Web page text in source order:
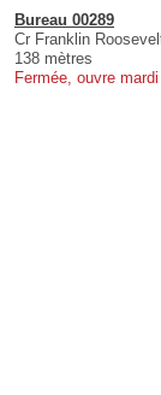
Bureau 00289
Cr Franklin
138 mètres
Fermée, ouvre